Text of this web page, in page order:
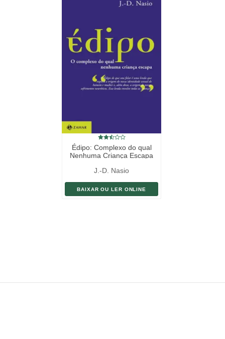
Édipo: Complexo do qual
Nenhuma Criança Escapa
J.-D. Nasio
BAIXAR OU LER ONLINE